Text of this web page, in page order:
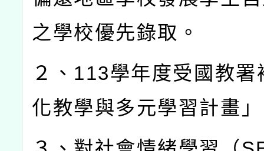
之學校優先錄取。
２、 113學年度受國教署
化教學與多元學習計畫」